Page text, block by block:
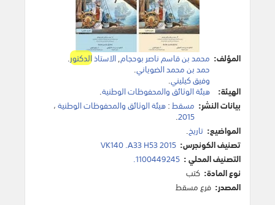
المؤلف: محمد بن قاسم ناصر بوحجام,الاستاذالدكتور.
حمد بن محمد الضوياني.
وفيق كيليني.
الهيئة: هيئة الوثائق والمحفوظات الوطنية.
بيانات النشر: مسقط:هيئة الوثائق والمحفوظات الوطنية،
2015
.
المواضيع: تاريخ.
تصنيف الكونجرس: VK140 .A33 H53 2015
التصنيف المحلي : 1100449245.
نوع المادة: كتب
المصدر: فرع مسقط